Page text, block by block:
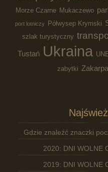
Morze Czarne Mukaczewo
port lotniczy Półwysep Krymski
szlak turystyczny
Tustań Ukraina
zabytki
Gdzie znaleźć znaczki
2020: DNI WOLNE
2019: DNI WOLNE